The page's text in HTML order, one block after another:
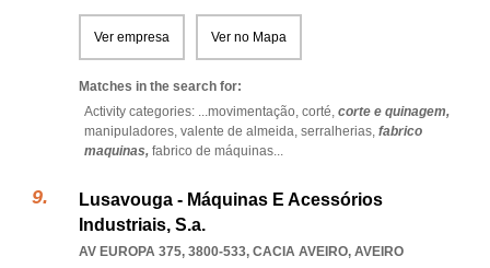
Ver empresa Ver no Mapa
Matches in the search for:
Activity categories: ...movimentação, corté, corte e quinagem,
manipuladores, valente de almeida, serralherias, fabrico
maquinas, fabrico de máquinas...
Lusavouga - Máquinas E Acessórios
Industriais, S.a.
AV EUROPA 375, 3800-533, CACIA AVEIRO, AVEIRO